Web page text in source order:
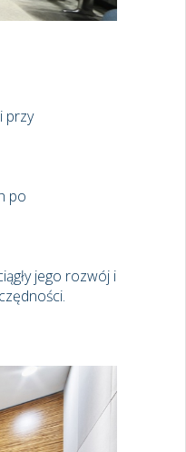
przy
po
jego rozwój i